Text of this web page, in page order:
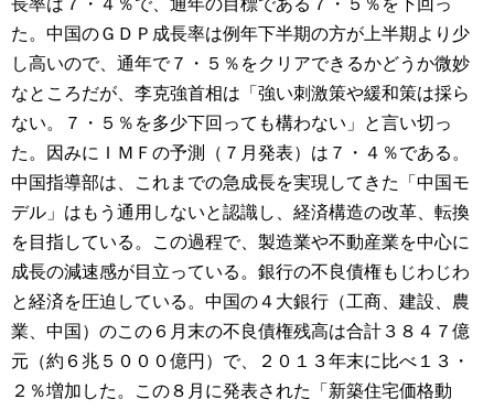
長率は７・４％で、通年の目標である７・５％を下回っ
た。中国のＧＤＰ成長率は例年下半期の方が上半期より少
し高いので、通年で７・５％をクリアできるかどうか微妙
なところだが、李克強首相は「強い刺激策や緩和策は採ら
ない。７・５％を多少下回っても構わない」と言い切っ
た。因みにＩＭＦの予測（７月発表）は７・４％である。
中国指導部は、これまでの急成長を実現してきた「中国モ
デル」はもう通用しないと認識し、経済構造の改革、転換
を目指している。この過程で、製造業や不動産業を中心に
成長の減速感が目立っている。銀行の不良債権もじわじわ
と経済を圧迫している。中国の４大銀行（工商、建設、農
業、中国）のこの６月末の不良債権残高は合計３８４７億
元（約６兆５０００億円）で、２０１３年末に比べ１３・
２％増加した。この８月に発表された「新築住宅価格動